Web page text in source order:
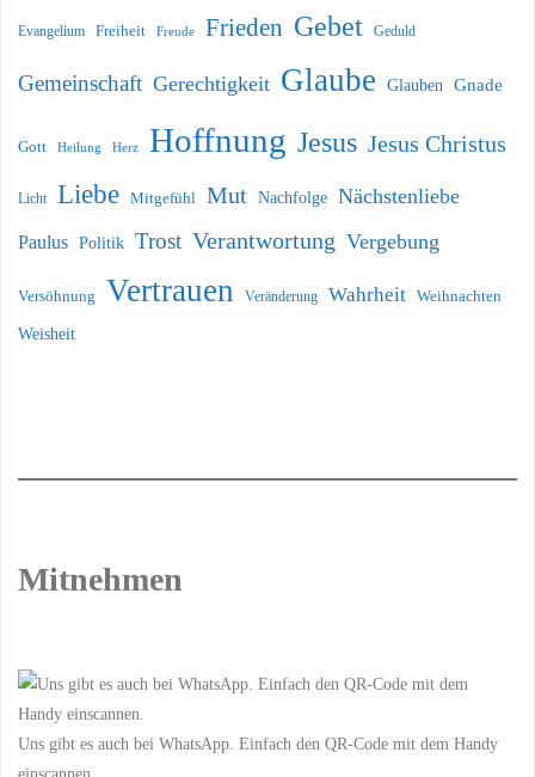
Evangelium Freiheit Freude Frieden Gebet Geduld
Gemeinschaft Gerechtigkeit Glaube Glauben Gnade
Gott Heilung Herz Hoffnung Jesus Jesus Christus
Licht Liebe Mitgefühl Mut Nachfolge Nächstenliebe
Paulus Politik Trost Verantwortung Vergebung
Versöhnung Vertrauen Veränderung Wahrheit Weihnachten
Weisheit
Mitnehmen
Uns gibt es auch bei WhatsApp. Einfach den QR-Code mit dem Handy